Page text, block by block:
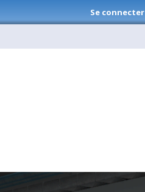
Se connecter